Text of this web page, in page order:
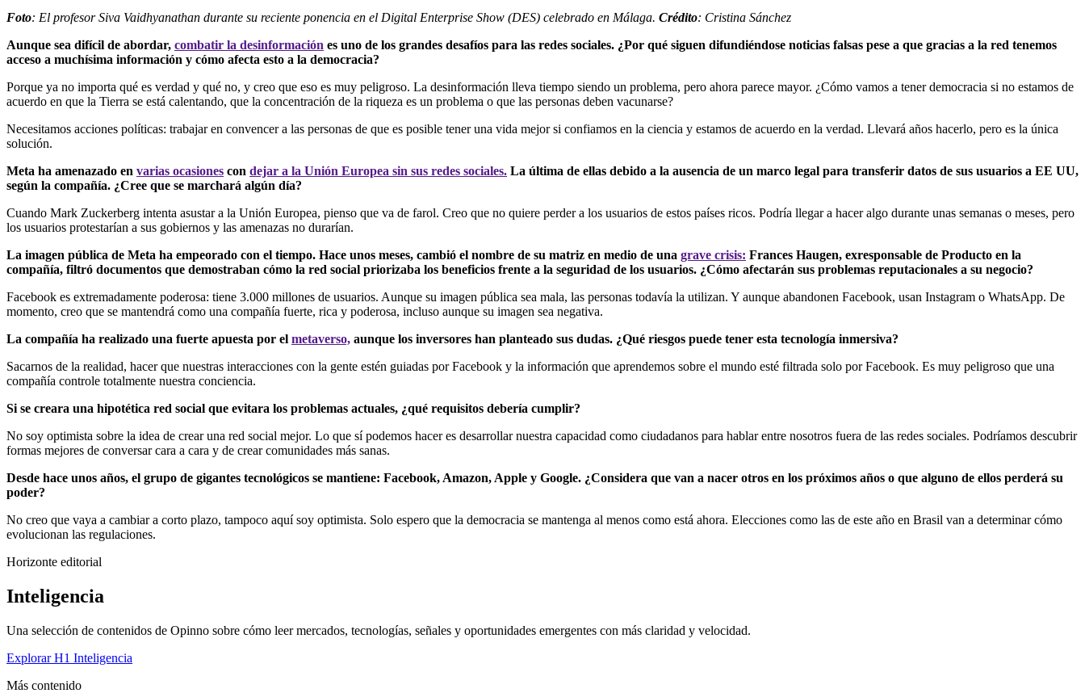
Foto: El profesor Siva Vaidhyanathan durante su reciente ponencia en el Digital Enterprise Show (DES) celebrado en Málaga. Crédito: Cristina Sánchez
Aunque sea difícil de abordar, combatir la desinformación es uno de los grandes desafíos para las redes sociales. ¿Por qué siguen difundiéndose noticias falsas pese a que gracias a la red tenemos
acceso a muchísima información y cómo afecta esto a la democracia?
Porque ya no importa qué es verdad y qué no, y creo que eso es muy peligroso. La desinformación lleva tiempo siendo un problema, pero ahora parece mayor. ¿Cómo vamos a tener democracia si no estamos de
acuerdo en que la Tierra se está calentando, que la concentración de la riqueza es un problema o que las personas deben vacunarse?
Necesitamos acciones políticas: trabajar en convencer a las personas de que es posible tener una vida mejor si confiamos en la ciencia y estamos de acuerdo en la verdad. Llevará años hacerlo, pero es la única
solución.
Meta ha amenazado en varias ocasiones con dejar a la Unión Europea sin sus redes sociales. La última de ellas debido a la ausencia de un marco legal para transferir datos de sus usuarios a EE UU,
según la compañía. ¿Cree que se marchará algún día?
Cuando Mark Zuckerberg intenta asustar a la Unión Europea, pienso que va de farol. Creo que no quiere perder a los usuarios de estos países ricos. Podría llegar a hacer algo durante unas semanas o meses, pero
los usuarios protestarían a sus gobiernos y las amenazas no durarían.
La imagen pública de Meta ha empeorado con el tiempo. Hace unos meses, cambió el nombre de su matriz en medio de una grave crisis: Frances Haugen, exresponsable de Producto en la
compañía, filtró documentos que demostraban cómo la red social priorizaba los beneficios frente a la seguridad de los usuarios. ¿Cómo afectarán sus problemas reputacionales a su negocio?
Facebook es extremadamente poderosa: tiene 3.000 millones de usuarios. Aunque su imagen pública sea mala, las personas todavía la utilizan. Y aunque abandonen Facebook, usan Instagram o WhatsApp. De
momento, creo que se mantendrá como una compañía fuerte, rica y poderosa, incluso aunque su imagen sea negativa.
La compañía ha realizado una fuerte apuesta por el metaverso, aunque los inversores han planteado sus dudas. ¿Qué riesgos puede tener esta tecnología inmersiva?
Sacarnos de la realidad, hacer que nuestras interacciones con la gente estén guiadas por Facebook y la información que aprendemos sobre el mundo esté filtrada solo por Facebook. Es muy peligroso que una
compañía controle totalmente nuestra conciencia.
Si se creara una hipotética red social que evitara los problemas actuales, ¿qué requisitos debería cumplir?
No soy optimista sobre la idea de crear una red social mejor. Lo que sí podemos hacer es desarrollar nuestra capacidad como ciudadanos para hablar entre nosotros fuera de las redes sociales. Podríamos descubrir
formas mejores de conversar cara a cara y de crear comunidades más sanas.
Desde hace unos años, el grupo de gigantes tecnológicos se mantiene: Facebook, Amazon, Apple y Google. ¿Considera que van a nacer otros en los próximos años o que alguno de ellos perderá su
poder?
No creo que vaya a cambiar a corto plazo, tampoco aquí soy optimista. Solo espero que la democracia se mantenga al menos como está ahora. Elecciones como las de este año en Brasil van a determinar cómo
evolucionan las regulaciones.
Horizonte editorial
Inteligencia
Una selección de contenidos de Opinno sobre cómo leer mercados, tecnologías, señales y oportunidades emergentes con más claridad y velocidad.
Explorar H1 Inteligencia
Más contenido